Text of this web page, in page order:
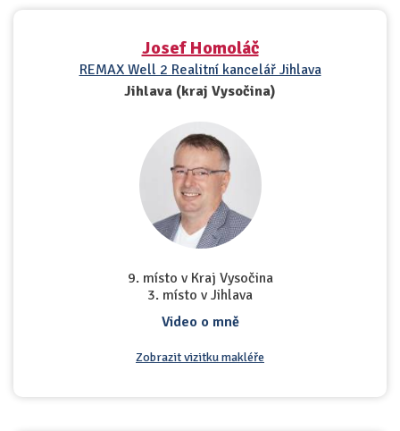
Josef Homoláč
REMAX Well 2 Realitní kancelář Jihlava
Jihlava (kraj Vysočina)
9. místo v Kraj Vysočina
3. místo v Jihlava
Video o mně
Zobrazit vizitku makléře